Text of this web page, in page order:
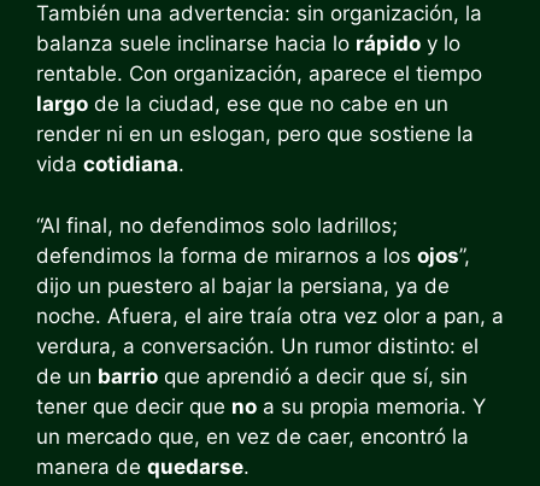
También una advertencia: sin organización, la
balanza suele inclinarse hacia lo rápido y lo
rentable. Con organización, aparece el tiempo
largo de la ciudad, ese que no cabe en un
render ni en un eslogan, pero que sostiene la
vida cotidiana.
“Al final, no defendimos solo ladrillos;
defendimos la forma de mirarnos a los ojos”,
dijo un puestero al bajar la persiana, ya de
noche. Afuera, el aire traía otra vez olor a pan, a
verdura, a conversación. Un rumor distinto: el
de un barrio que aprendió a decir que sí, sin
tener que decir que no a su propia memoria. Y
un mercado que, en vez de caer, encontró la
manera de quedarse.